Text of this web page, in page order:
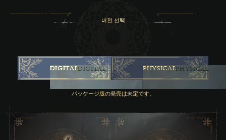
버전 선택
DIGITALDIGITAL PHYSICALPHYSICAL
パッケージ版の発売は未定です。